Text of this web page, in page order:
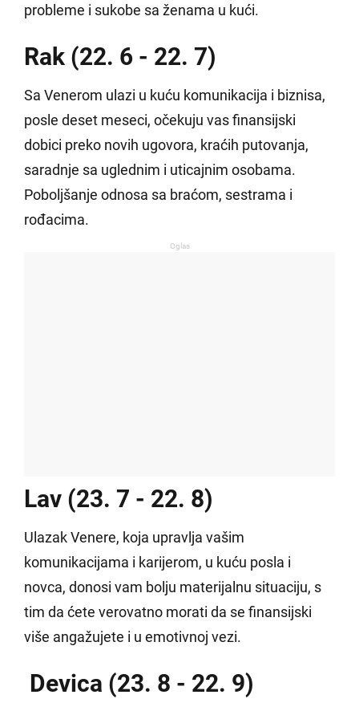
probleme i sukobe sa ženama u kući.
Rak (22. 6 - 22. 7)
Sa Venerom ulazi u kuću komunikacija i biznisa,
posle deset meseci, očekuju vas finansijski
dobici preko novih ugovora, kraćih putovanja,
saradnje sa uglednim i uticajnim osobama.
Poboljšanje odnosa sa braćom, sestrama i
rođacima.
Oglas
Lav (23. 7 - 22. 8)
Ulazak Venere, koja upravlja vašim
komunikacijama i karijerom, u kuću posla i
novca, donosi vam bolju materijalnu situaciju, s
tim da ćete verovatno morati da se finansijski
više angažujete i u emotivnoj vezi.
Devica (23. 8 - 22. 9)